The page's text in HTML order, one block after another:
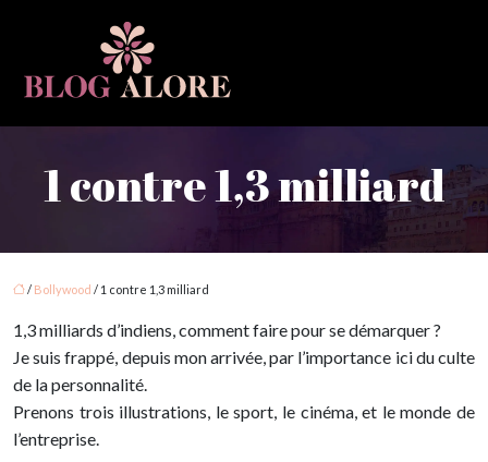
1 contre 1,3 milliard
/ Bollywood / 1 contre 1,3 milliard
1,3 milliards d’indiens, comment faire pour se démarquer ?
Je suis frappé, depuis mon arrivée, par l’importance ici du culte
de la personnalité.
Prenons trois illustrations, le sport, le cinéma, et le monde de
l’entreprise.